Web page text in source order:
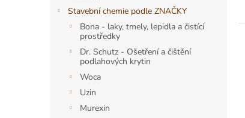
Stavební chemie podle ZNAČKY
Bona - laky, tmely, lepidla a čistící
prostředky
Dr. Schutz - Ošetření a čištění
podlahových krytin
Woca
Uzin
Murexin